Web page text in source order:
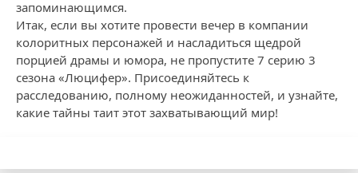
запоминающимся.
Итак, если вы хотите провести вечер в компании
колоритных персонажей и насладиться щедрой
порцией драмы и юмора, не пропустите 7 серию 3
сезона «Люцифер». Присоединяйтесь к
расследованию, полному неожиданностей, и узнайте,
какие тайны таит этот захватывающий мир!